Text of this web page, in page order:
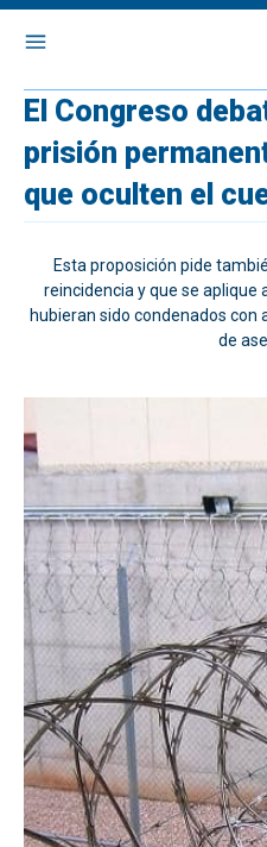
El Congreso
prisión
que oculten el
Esta proposición pide
reincidencia y que se aplique
hubieran sido condenados
de